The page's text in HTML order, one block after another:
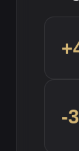
-